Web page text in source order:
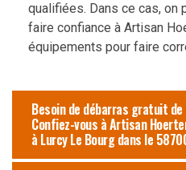
qualifiées. Dans ce cas, on
faire confiance à Artisan
équipements pour faire
Besoin de débarras gratuit
Confiez-vous à Artisan
à Lurcy Le Bourg dans le